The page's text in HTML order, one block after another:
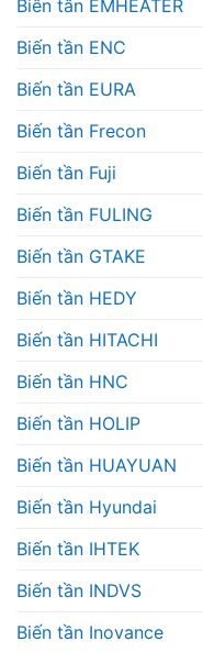
Biến tần EMHEATER
Biến tần ENC
Biến tần EURA
Biến tần Frecon
Biến tần Fuji
Biến tần FULING
Biến tần GTAKE
Biến tần HEDY
Biến tần HITACHI
Biến tần HNC
Biến tần HOLIP
Biến tần HUAYUAN
Biến tần Hyundai
Biến tần IHTEK
Biến tần INDVS
Biến tần Inovance